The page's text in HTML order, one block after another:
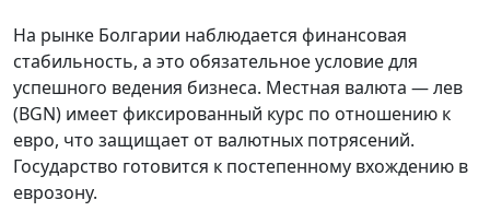
На рынке Болгарии наблюдается финансовая
стабильность, а это обязательное условие для
успешного ведения бизнеса. Местная валюта — лев
(BGN) имеет фиксированный курс по отношению к
евро, что защищает от валютных потрясений.
Государство готовится к постепенному вхождению в
еврозону.